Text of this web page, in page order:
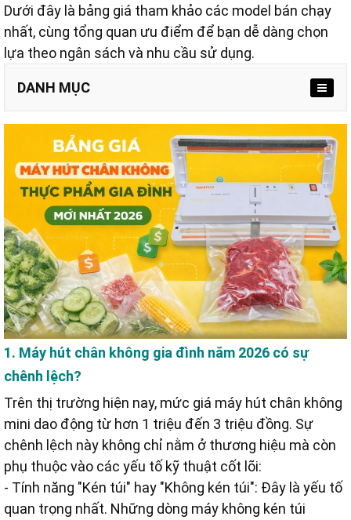
Dưới đây là bảng giá tham khảo các model bán chạy
nhất, cùng tổng quan ưu điểm để bạn dễ dàng chọn
lựa theo ngân sách và nhu cầu sử dụng.
DANH MỤC
3.1. Máy ép gia đình Yamafuji DZ-280A
3.2. Máy hút không không kén túi Yamafuji DZ-290A
3.3. Máy hút Yamafuji P350A (đa năng 3 trong 1)
1. Máy hút chân không gia đình năm 2026 có sự
chênh lệch?
Trên thị trường hiện nay, mức giá máy hút chân không
mini dao động từ hơn 1 triệu đến 3 triệu đồng. Sự
chênh lệch này không chỉ nằm ở thương hiệu mà còn
phụ thuộc vào các yếu tố kỹ thuật cốt lõi:
- Tính năng "Kén túi" hay "Không kén túi": Đây là yếu tố
quan trọng nhất. Những dòng máy không kén túi